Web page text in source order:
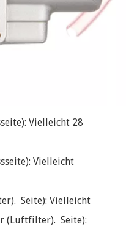
Vielleicht 28
Vielleicht
Seite): Vielleicht
(Luftfilter). Seite):